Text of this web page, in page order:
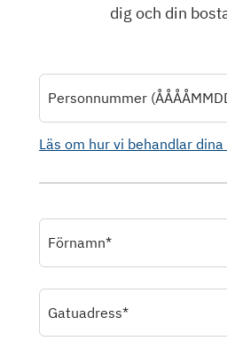
dig och din
Personnummer
Läs om hur vi behandlar
Förnamn*
Gatuadress*